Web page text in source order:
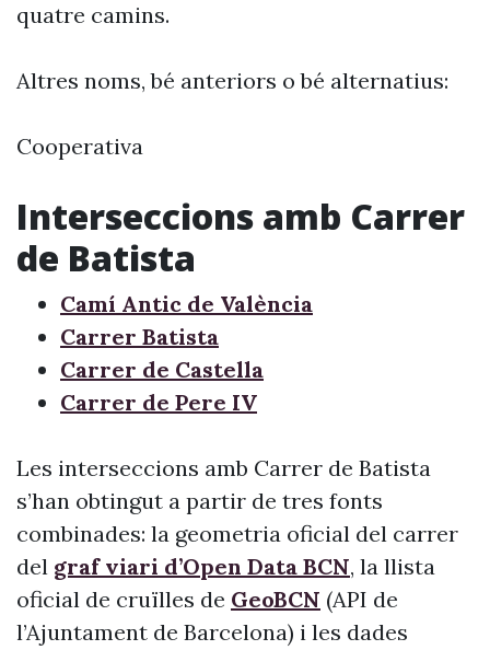
quatre camins.
Altres noms, bé anteriors o bé alternatius:
Cooperativa
Interseccions amb Carrer
de Batista
Camí Antic de València
Carrer Batista
Carrer de Castella
Carrer de Pere IV
Les interseccions amb Carrer de Batista
s’han obtingut a partir de tres fonts
combinades: la geometria oficial del carrer
del graf viari d’Open Data BCN, la llista
oficial de cruïlles de GeoBCN (API de
l’Ajuntament de Barcelona) i les dades